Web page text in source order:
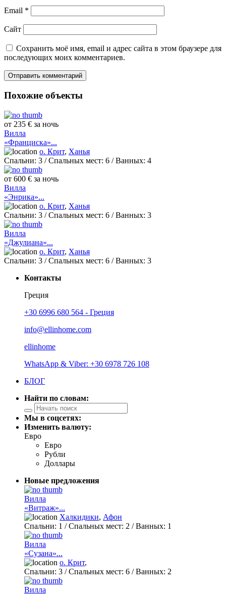
Email *
Сайт
Сохранить моё имя, email и адрес сайта в этом браузере для
последующих моих комментариев.
Похожие объекты
от 235 € за ночь
Вилла
«Франциска»...
о. Крит, Ханья
Спальни: 3 / Спальных мест: 6 /Ванных: 4
от 600 € за ночь
Вилла
«Энрика»...
о. Крит, Ханья
Спальни: 3 / Спальных мест: 6 /Ванных: 3
Вилла
«Джулиана»...
о. Крит, Ханья
Спальни: 3 / Спальных мест: 6 /Ванных: 3
Контакты
Греция
+30 6996 680 564 - Греция
info@ellinhome.com
ellinhome
WhatsApp & Viber: +30 6978 726 108
БЛОГ
Найти по словам:
Мы в соцсетях:
Изменить валюту:
Евро
Евро
Рубли
Доллары
Новые предложения
Вилла
«Витраж»...
Халкидики, Афон
Спальни: 1 / Спальных мест: 2 /Ванных: 1
Вилла
«Сузана»...
о. Крит,
Спальни: 3 / Спальных мест: 6 /Ванных: 2
Вилла